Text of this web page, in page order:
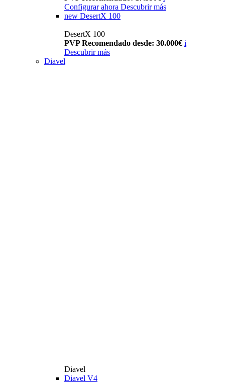
Configurar ahora Descubrir más
new DesertX 100
DesertX 100
PVP Recomendado desde: 30.000€ i
Descubrir más
Diavel
Diavel
Diavel V4